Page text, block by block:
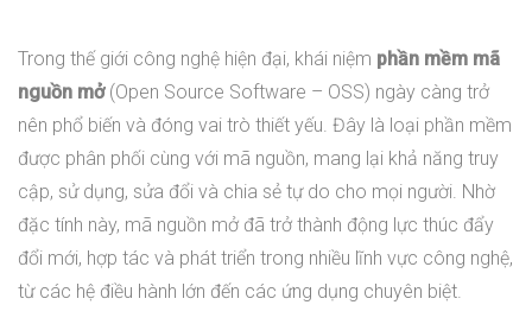
Trong thế giới công nghệ hiện đại, khái niệm phần mềm mã
nguồn mở(Open Source Software – OSS) ngày càng trở
nên phổ biến và đóng vai trò thiết yếu. Đây là loại phần mềm
được phân phối cùng với mã nguồn, mang lại khả năng truy
cập, sử dụng, sửa đổi và chia sẻ tự do cho mọi người. Nhờ
đặc tính này, mã nguồn mở đã trở thành động lực thúc đẩy
đổi mới, hợp tác và phát triển trong nhiều lĩnh vực công nghệ,
từ các hệ điều hành lớn đến các ứng dụng chuyên biệt.